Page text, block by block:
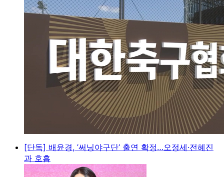
[단독] 배윤경, ’써닝야구단‘ 출연 확정…오정세·전혜진
과 호흡